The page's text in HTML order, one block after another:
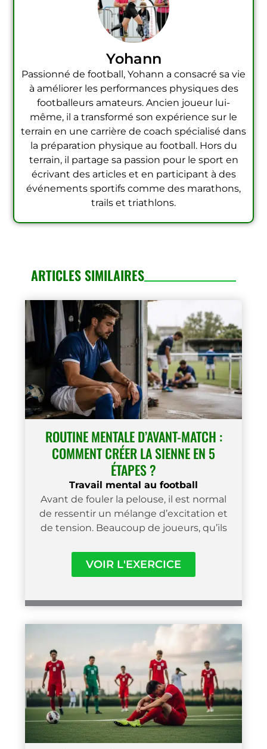
Yohann
Passionné de football, Yohann a consacré sa vie
à améliorer les performances physiques des
footballeurs amateurs. Ancien joueur lui-
même, il a transformé son expérience sur le
terrain en une carrière de coach spécialisé dans
la préparation physique au football. Hors du
terrain, il partage sa passion pour le sport en
écrivant des articles et en participant à des
événements sportifs comme des marathons,
trails et triathlons.
ARTICLES SIMILAIRES
ROUTINE MENTALE D’AVANT-MATCH :
COMMENT CRÉER LA SIENNE EN 5
ÉTAPES ?
Travail mental au football
Avant de fouler la pelouse, il est normal
de ressentir un mélange d’excitation et
de tension. Beaucoup de joueurs, qu’ils
VOIR L'EXERCICE